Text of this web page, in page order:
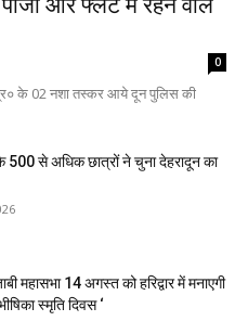
और फ्लैट में रहने वाले
0
के 02 नशा तस्कर आये दून पुलिस की
500 से अधिक छात्रों ने चुना देहरादून का
महासभा 14 अगस्त को हरिद्वार में मनाएगी
स्मृति दिवस ‘